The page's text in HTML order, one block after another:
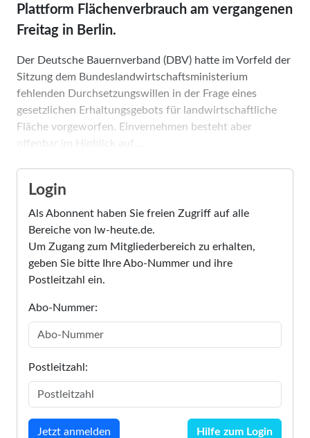
Plattform Flächenverbrauch am vergangenen
Freitag in Berlin.
Der Deutsche Bauernverband (DBV) hatte im Vorfeld der
Sitzung dem Bundeslandwirtschaftsministerium
fehlenden Durchsetzungswillen in der Frage eines
gesetzlichen Erhaltungsgebots für landwirtschaftliche
Fläche vorgeworfen. Einvernehmen besteht aber
offenbar im Hinblick auf ...
Login
Als Abonnent haben Sie freien Zugriff auf alle
Bereiche von lw-heute.de.
Um Zugang zum Mitgliederbereich zu erhalten,
geben Sie bitte Ihre Abo-Nummer und ihre
Postleitzahl ein.
Abo-Nummer:
Postleitzahl:
Hilfe zum Login